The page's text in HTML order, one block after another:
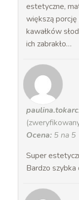
estetyczne,
większą
kawałków
ich zabrakło…
Ocena: 5 na 5
Super
Bardzo